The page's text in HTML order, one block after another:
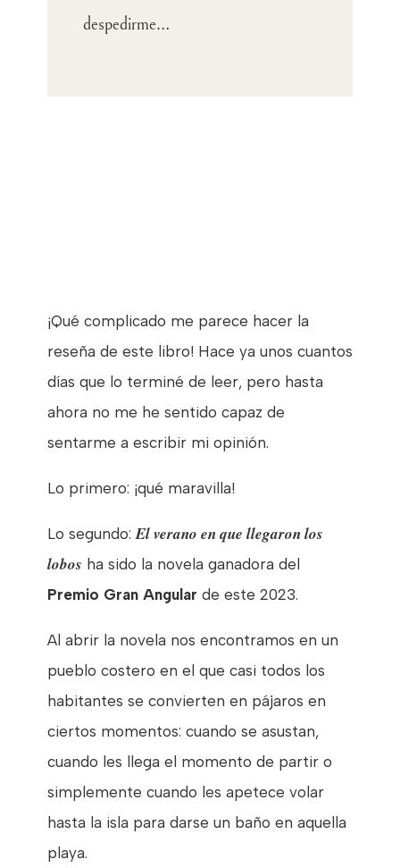
despedirme…
¡Qué complicado me parece hacer la
reseña de este libro! Hace ya unos cuantos
días que lo terminé de leer, pero hasta
ahora no me he sentido capaz de
sentarme a escribir mi opinión.
Lo primero: ¡qué maravilla!
Lo segundo:El verano en que llegaron los
lobos ha sido la novela ganadora del
Premio Gran Angular de este 2023.
Al abrir la novela nos encontramos en un
pueblo costero en el que casi todos los
habitantes se convierten en pájaros en
ciertos momentos: cuando se asustan,
cuando les llega el momento de partir o
simplemente cuando les apetece volar
hasta la isla para darse un baño en aquella
playa.